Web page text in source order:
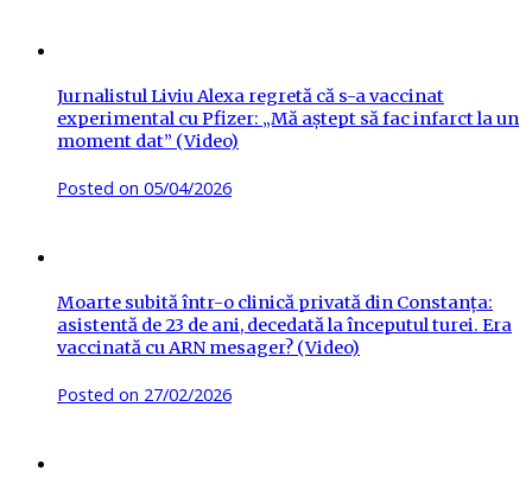
Jurnalistul Liviu Alexa regretă că s-a vaccinat
experimental cu Pfizer: „Mă aștept să fac infarct la un
moment dat” (Video)
Posted on 05/04/2026
Moarte subită într-o clinică privată din Constanța:
asistentă de 23 de ani, decedată la începutul turei. Era
vaccinată cu ARN mesager? (Video)
Posted on 27/02/2026